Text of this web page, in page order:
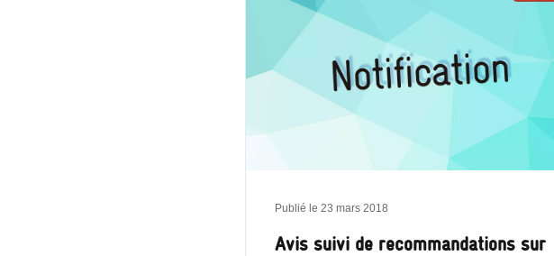
Avis suivi de recommandations sur
Publié le 23 mars 2018